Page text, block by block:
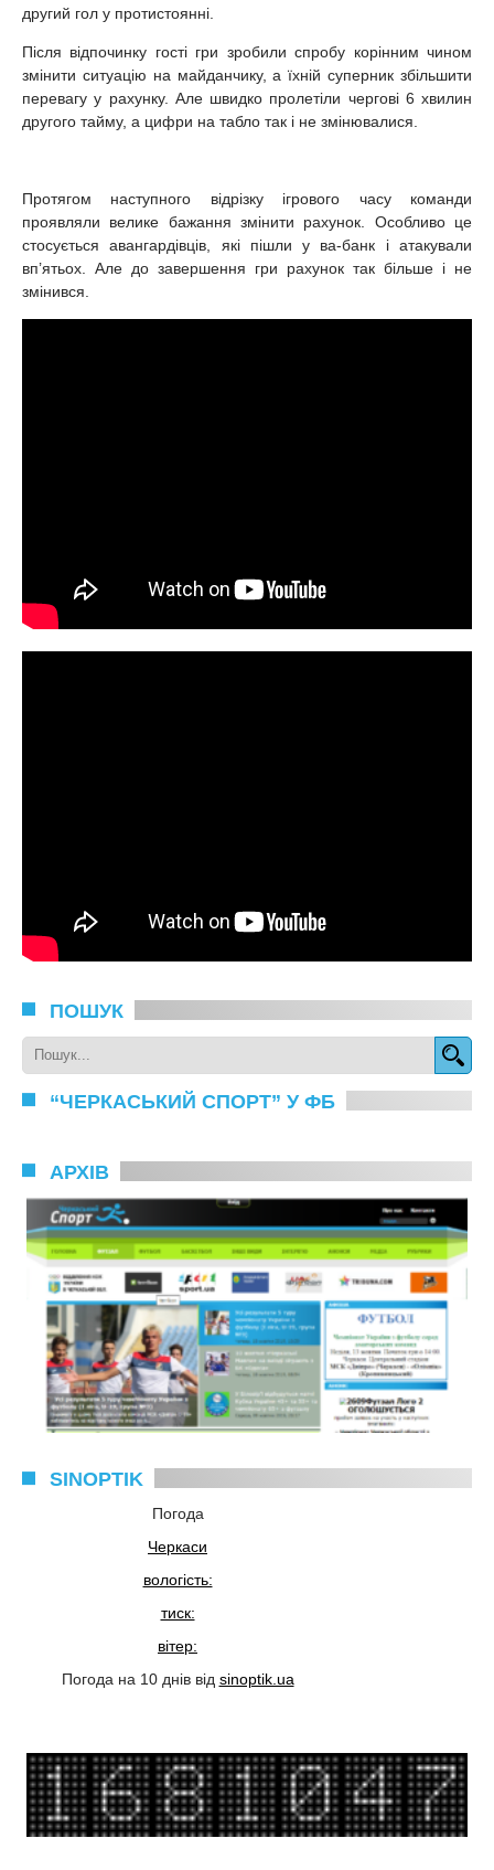
другий гол у протистоянні.
Після відпочинку гості гри зробили спробу корінним чином
змінити ситуацію на майданчику, а їхній суперник збільшити
перевагу у рахунку. Але швидко пролетіли чергові 6 хвилин
другого тайму, а цифри на табло так і не змінювалися.
Протягом наступного відрізку ігрового часу команди
проявляли велике бажання змінити рахунок. Особливо це
стосується авангардівців, які пішли у ва-банк і атакували
вп’ятьох. Але до завершення гри рахунок так більше і не
змінився.
ПОШУК
“ЧЕРКАСЬКИЙ СПОРТ” У ФБ
АРХІВ
SINOPTIK
Погода
Черкаси
вологість:
тиск:
вітер:
Погода на 10 днів від sinoptik.ua